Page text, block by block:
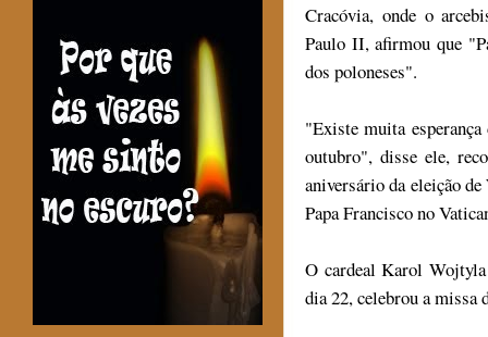
Cracóvia, onde o
Paulo II, afirmou que
dos poloneses".
"Existe muita
outubro", disse ele,
aniversário da eleição
Papa Francisco no
O cardeal Karol
dia 22, celebrou a missa